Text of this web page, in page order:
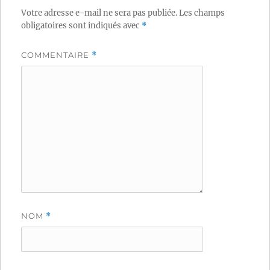
Votre adresse e-mail ne sera pas publiée.Les champs
obligatoires sont indiqués avec *
COMMENTAIRE *
NOM *